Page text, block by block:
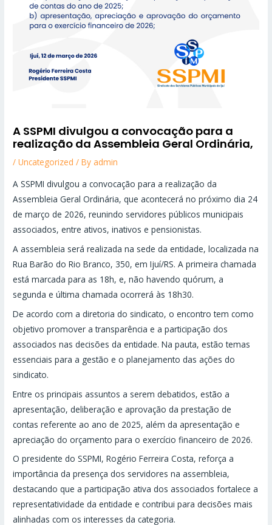
A SSPMI divulgou a convocação para a
realização da Assembleia Geral Ordinária,
/Uncategorized / By admin
A SSPMI divulgou a convocação para a realização da
Assembleia Geral Ordinária, que acontecerá no próximo dia 24
de março de 2026, reunindo servidores públicos municipais
associados, entre ativos, inativos e pensionistas.
A assembleia será realizada na sede da entidade, localizada na
Rua Barão do Rio Branco, 350, em Ijuí/RS. A primeira chamada
está marcada para as 18h, e, não havendo quórum, a
segunda e última chamada ocorrerá às 18h30.
De acordo com a diretoria do sindicato, o encontro tem como
objetivo promover a transparência e a participação dos
associados nas decisões da entidade. Na pauta, estão temas
essenciais para a gestão e o planejamento das ações do
sindicato.
Entre os principais assuntos a serem debatidos, estão a
apresentação, deliberação e aprovação da prestação de
contas referente ao ano de 2025, além da apresentação e
apreciação do orçamento para o exercício financeiro de 2026.
O presidente do SSPMI, Rogério Ferreira Costa, reforça a
importância da presença dos servidores na assembleia,
destacando que a participação ativa dos associados fortalece a
representatividade da entidade e contribui para decisões mais
alinhadas com os interesses da categoria.